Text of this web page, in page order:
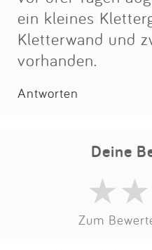
ein kleines
Kletterwand und
vorhanden.
Antworten
Deine
Zum